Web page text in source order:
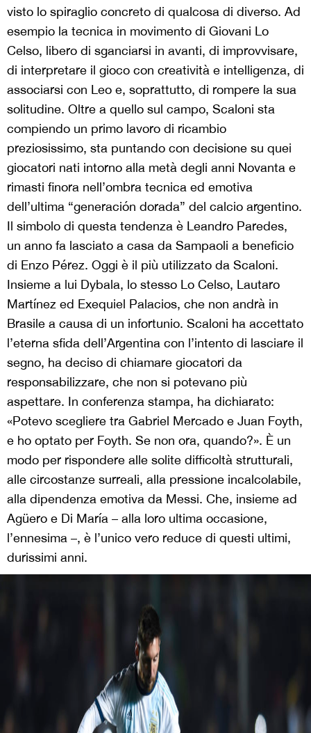
visto lo spiraglio concreto di qualcosa di diverso. Ad
esempio la tecnica in movimento di Giovani Lo
Celso, libero di sganciarsi in avanti, di improvvisare,
di interpretare il gioco con creatività e intelligenza, di
associarsi con Leo e, soprattutto, di rompere la sua
solitudine. Oltre a quello sul campo, Scaloni sta
compiendo un primo lavoro di ricambio
preziosissimo, sta puntando con decisione su quei
giocatori nati intorno alla metà degli anni Novanta e
rimasti finora nell’ombra tecnica ed emotiva
dell’ultima “generación dorada” del calcio argentino.
Il simbolo di questa tendenza è Leandro Paredes,
un anno fa lasciato a casa da Sampaoli a beneficio
di Enzo Pérez. Oggi è il più utilizzato da Scaloni.
Insieme a lui Dybala, lo stesso Lo Celso, Lautaro
Martínez ed Exequiel Palacios, che non andrà in
Brasile a causa di un infortunio. Scaloni ha accettato
l’eterna sfida dell’Argentina con l’intento di lasciare il
segno, ha deciso di chiamare giocatori da
responsabilizzare, che non si potevano più
aspettare. In conferenza stampa, ha dichiarato:
«Potevo scegliere tra Gabriel Mercado e Juan Foyth,
e ho optato per Foyth. Se non ora, quando?». È un
modo per rispondere alle solite difficoltà strutturali,
alle circostanze surreali, alla pressione incalcolabile,
alla dipendenza emotiva da Messi. Che, insieme ad
Agüero e Di María – alla loro ultima occasione,
l’ennesima –, è l’unico vero reduce di questi ultimi,
durissimi anni.